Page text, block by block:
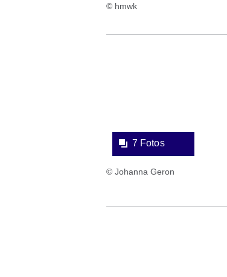
© hmwk
7 Fotos
© Johanna Geron